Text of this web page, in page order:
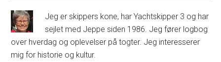
Jeg er skippers kone, har Yachtskipper 3 og har
sejlet med Jeppe siden 1986. Jeg fører logbog
over hverdag og oplevelser på togter. Jeg interesserer
mig for historie og kultur.